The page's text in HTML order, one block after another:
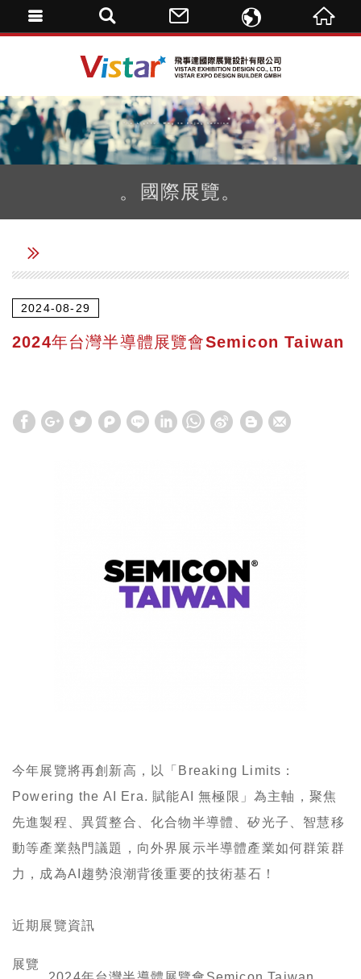
。國際展覽。
2024-08-29
2024年台灣半導體展覽會Semicon Taiwan
今年展覽將再創新高，以「Breaking Limits：
Powering the AI Era. 賦能AI 無極限」為主軸，聚焦
先進製程、異質整合、化合物半導體、矽光子、智慧移
動等產業熱門議題，向外界展示半導體產業如何群策群
力，成為AI趨勢浪潮背後重要的技術基石！
近期展覽資訊
展覽
DE